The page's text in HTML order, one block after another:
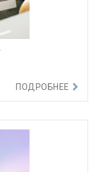
ПОДРОБНЕЕ